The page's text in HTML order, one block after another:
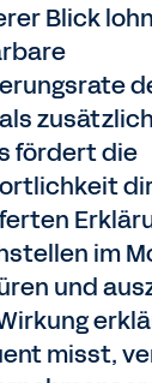
Blick
fördert die
im
und
misst,